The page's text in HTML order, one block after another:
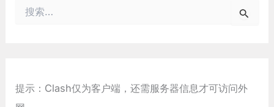
提示：Clash仅为客户端，还需服务器信息才可访问外